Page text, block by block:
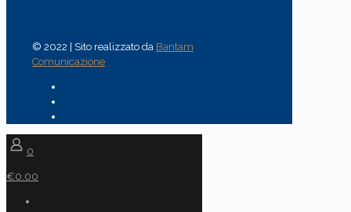
© 2022 | Sito realizzato da Bantam
Comunicazione
0
€0.00